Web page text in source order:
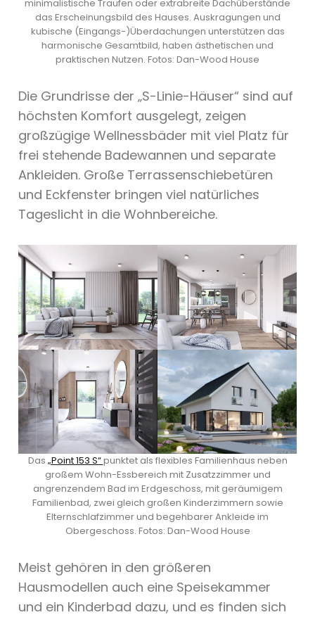
minimalistische Traufen oder extrabreite Dachüberstände
das Erscheinungsbild des Hauses. Auskragungen und
kubische (Eingangs-)Überdachungen unterstützen das
harmonische Gesamtbild, haben ästhetischen und
praktischen Nutzen. Fotos: Dan-Wood House
Die Grundrisse der „S-Linie-Häuser“ sind auf
höchsten Komfort ausgelegt, zeigen
großzügige Wellnessbäder mit viel Platz für
frei stehende Badewannen und separate
Ankleiden. Große Terrassenschiebetüren
und Eckfenster bringen viel natürliches
Tageslicht in die Wohnbereiche.
Das „Point 153 S“punktet als flexibles Familienhaus neben
großem Wohn-Essbereich mit Zusatzzimmer und
angrenzendem Bad im Erdgeschoss, mit geräumigem
Familienbad, zwei gleich großen Kinderzimmern sowie
Elternschlafzimmer und begehbarer Ankleide im
Obergeschoss. Fotos: Dan-Wood House
Meist gehören in den größeren
Hausmodellen auch eine Speisekammer
und ein Kinderbad dazu, und es finden sich